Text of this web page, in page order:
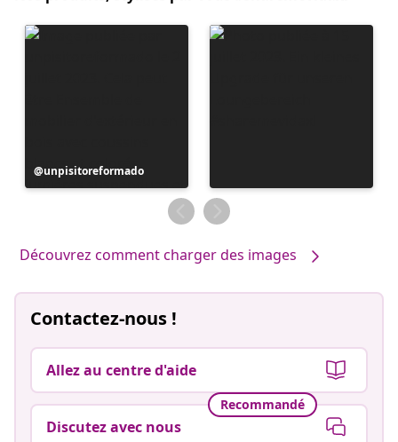
Publication
publiée
unpisitoreformado
Découvrez comment charger des images
Contactez-nous !
Allez au centre d'aide
Recommandé
Discutez avec nous